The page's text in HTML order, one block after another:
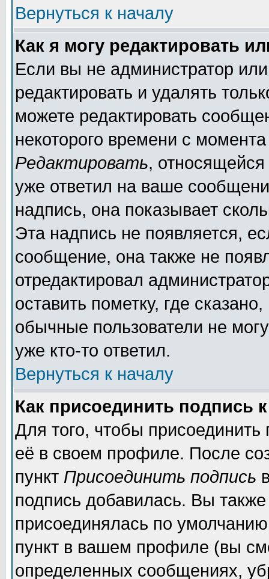
Вернуться к началу
Как я могу редактировать
Если вы не администратор
редактировать и удалять
можете редактировать
некоторого времени с
Редактировать,
уже ответил на ваше
надпись, она показывает
Эта надпись не появляется,
сообщение, она также не
отредактировал
оставить пометку, где
обычные пользователи не
уже кто-то ответил.
Вернуться к началу
Как присоединить подпись
Для того, чтобы
её в своем профиле. После
пункт Присоединить подпись
подпись добавилась. Вы
присоединялась по
пункт в вашем профиле (вы
определенных сообщениях,